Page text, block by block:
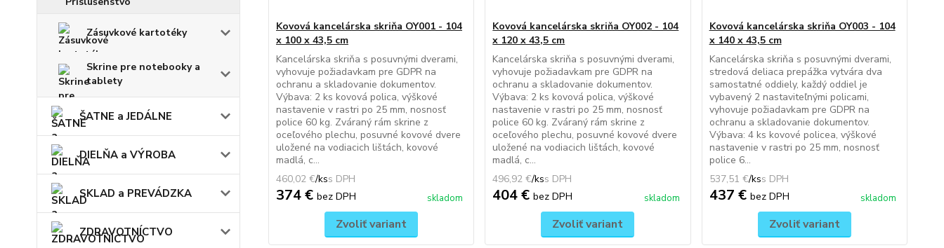
Zásuvkové kartotéky
Skrine pre notebooky a
tablety
ŠATNE a JEDÁLNE
DIELŇA a VÝROBA
SKLAD a PREVÁDZKA
ZDRAVOTNÍCTVO
Kovová kancelárska skriňa OY001 - 104
x 100 x 43,5 cm
Kancelárska skriňa s posuvnými dverami,
vyhovuje požiadavkam pre GDPR na
ochranu a skladovanie dokumentov.
Výbava: 2 ks kovová polica, výškové
nastavenie v rastri po 25 mm, nosnosť
police 60 kg. Zváraný rám skrine z
oceľového plechu, posuvné kovové dvere
uložené na vodiacich lištách, kovové
madlá, c...
460,02 €/ks
374 € bez DPH skladom
Zvoliť variant
Kovová kancelárska skriňa OY002 - 104
x 120 x 43,5 cm
Kancelárska skriňa s posuvnými dverami,
vyhovuje požiadavkam pre GDPR na
ochranu a skladovanie dokumentov.
Výbava: 2 ks kovová polica, výškové
nastavenie v rastri po 25 mm, nosnosť
police 60 kg. Zváraný rám skrine z
oceľového plechu, posuvné kovové dvere
uložené na vodiacich lištách, kovové
madlá, c...
496,92 €/ks
404 €bez DPH skladom
Zvoliť variant
Kovová kancelárska skriňa OY003 - 104
x 140 x 43,5 cm
Kancelárska skriňa s posuvnými dverami,
stredová deliaca prepážka vytvára dva
samostatné oddiely, každý oddiel je
vybavený 2 nastaviteľnými policami,
vyhovuje požiadavkam pre GDPR na
ochranu a skladovanie dokumentov.
Výbava: 4 ks kovové policea, výškové
nastavenie v rastri po 25 mm, nosnosť
police 6...
537,51 €/ks
437 € bez DPH skladom
Zvoliť variant